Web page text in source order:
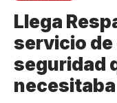
Llega
servicio de
seguridad
necesitaba